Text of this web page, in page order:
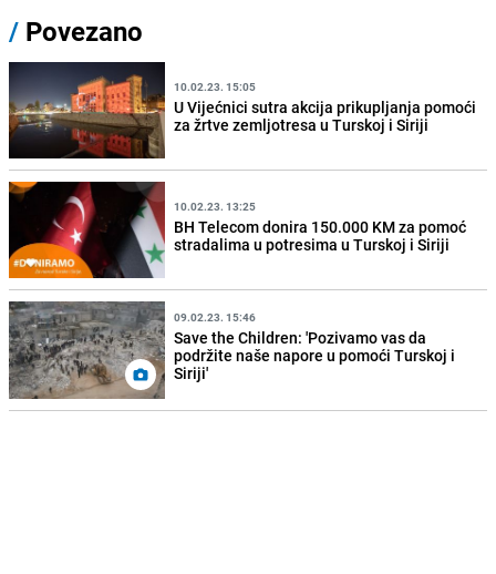
/ Povezano
10.02.23. 15:05
U Vijećnici sutra akcija prikupljanja pomoći
za žrtve zemljotresa u Turskoj i Siriji
10.02.23. 13:25
BH Telecom donira 150.000 KM za pomoć
stradalima u potresima u Turskoj i Siriji
09.02.23. 15:46
Save the Children: 'Pozivamo vas da
podržite naše napore u pomoći Turskoj i
Siriji'